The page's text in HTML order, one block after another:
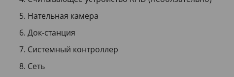
Нательная камера
Док-станция
Системный контроллер
Сеть